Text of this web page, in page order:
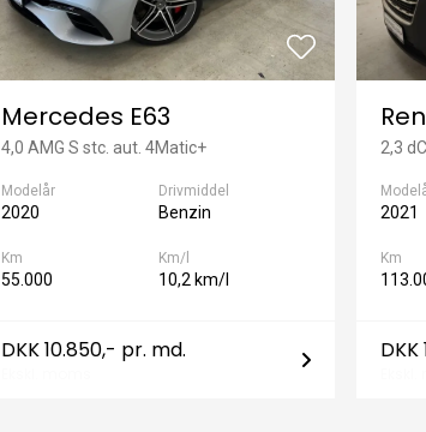
Mercedes E63
4,0 AMG S stc. aut. 4Matic+
Modelår
2020
Drivmiddel
Benzin
Km
55.000
Km/l
10,2 km/l
DKK 10.850,- pr. md.
2,3
2021
Km